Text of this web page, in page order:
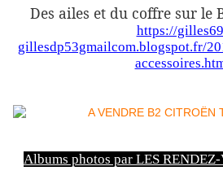
Des ailes et du coffre sur le
https://
gillesdp53gmailcom.blogspot.fr/
Albums photos par LES